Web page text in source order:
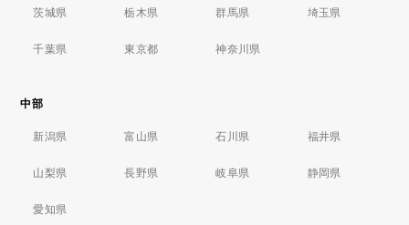
茨城県 栃木県 群馬県 埼玉県
千葉県 東京都 神奈川県
中部
新潟県 富山県 石川県 福井県
山梨県 長野県 岐阜県 静岡県
愛知県